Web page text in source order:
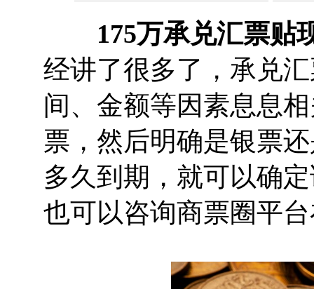
175万承兑汇票贴
经讲了很多了，承兑
间、金额等因素息息
票，然后明确是银票
多久到期，就可以确
也可以咨询商票圈平